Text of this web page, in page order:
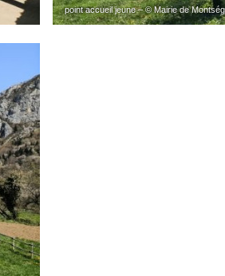
point accueil jeune – © Mairie de